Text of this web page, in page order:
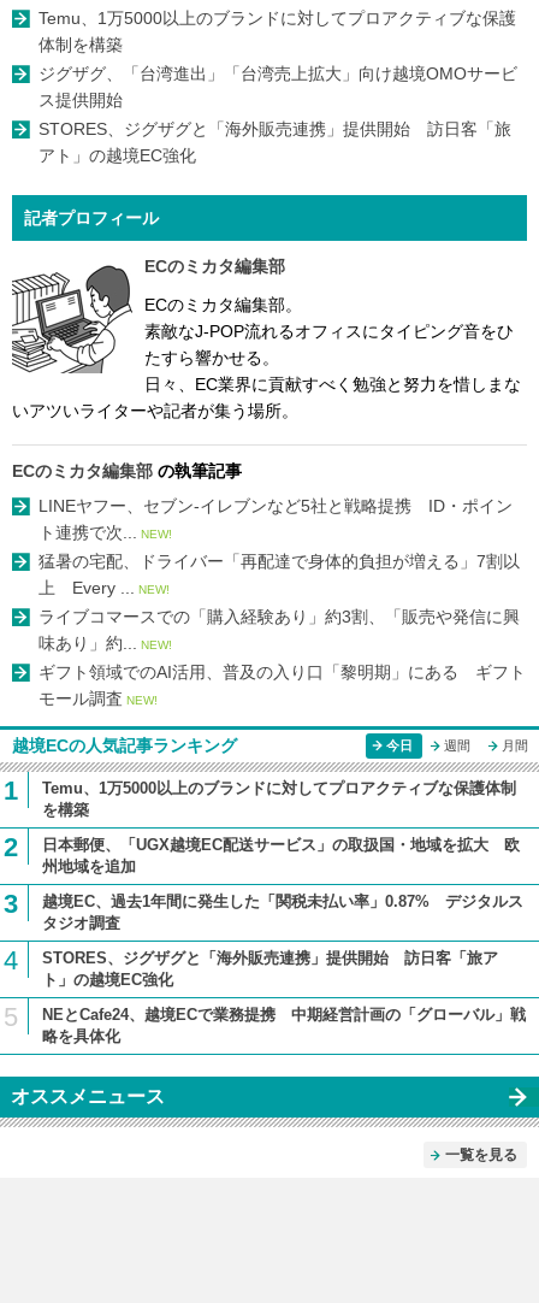
Temu、1万5000以上のブランドに対してプロアクティブな保護
体制を構築
ジグザグ、「台湾進出」「台湾売上拡大」向け越境OMOサービ
ス提供開始
STORES、ジグザグと「海外販売連携」提供開始 訪日客「旅
アト」の越境EC強化
記者プロフィール
ECのミカタ編集部
ECのミカタ編集部。
素敵なJ-POP流れるオフィスにタイピング音をひ
たすら響かせる。
日々、EC業界に貢献すべく勉強と努力を惜しまな
いアツいライターや記者が集う場所。
ECのミカタ編集部 の執筆記事
LINEヤフー、セブン-イレブンなど5社と戦略提携 ID・ポイン
ト連携で次...
NEW!
猛暑の宅配、ドライバー「再配達で身体的負担が増える」7割以
上 Every ...
NEW!
ライブコマースでの「購入経験あり」約3割、「販売や発信に興
味あり」約...
NEW!
ギフト領域でのAI活用、普及の入り口「黎明期」にある ギフト
モール調査 NEW!
越境ECの人気記事ランキング 今日 週間 月間
1
Temu、1万5000以上のブランドに対してプロアクティブな保護体制
を構築
2
日本郵便、「UGX越境EC配送サービス」の取扱国・地域を拡大 欧
州地域を追加
3
越境EC、過去1年間に発生した「関税未払い率」0.87% デジタルス
タジオ調査
4
STORES、ジグザグと「海外販売連携」提供開始 訪日客「旅ア
ト」の越境EC強化
5
NEとCafe24、越境ECで業務提携 中期経営計画の「グローバル」戦
略を具体化
オススメニュース
一覧を見る